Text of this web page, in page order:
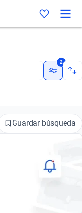
2
Guardar búsqueda